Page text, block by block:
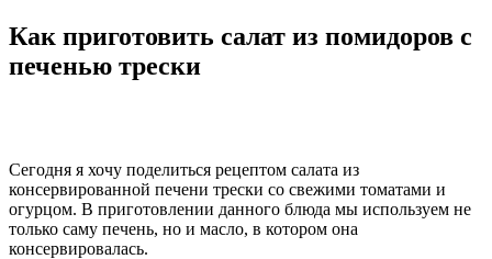
Как приготовить салат из помидоров с
печенью трески
Сегодня я хочу поделиться рецептом салата из
консервированной печени трески со свежими томатами и
огурцом. В приготовлении данного блюда мы используем не
только саму печень, но и масло, в котором она
консервировалась.